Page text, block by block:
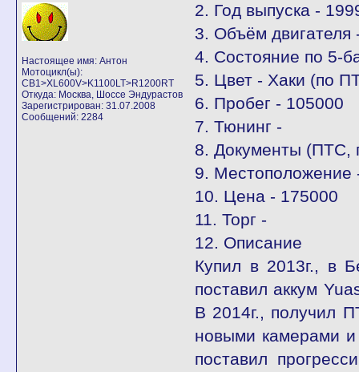
Настоящее имя: Антон
Мотоцикл(ы):
CB1>XL600V>K1100LT>R1200RT
Откуда: Москва, Шоссе Эндурастов
Зарегистрирован: 31.07.2008
Сообщений: 2284
2. Год выпуска -
3. Объём двигателя
4. Состояние по 5-
5. Цвет - Хаки (по
6. Пробег - 105000
7. Тюнинг -
8. Документы (ПТС,
9. Местоположение
10. Цена - 175000
11. Торг -
12. Описание
Купил в 2013г., в
поставил аккум
В 2014г., получил
новыми камерами и
поставил